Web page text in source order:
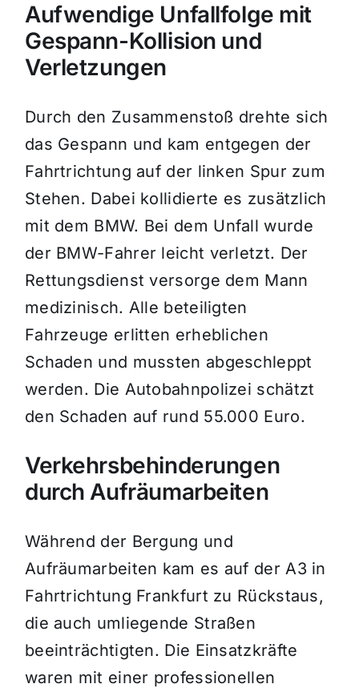
Aufwendige Unfallfolge mit
Gespann-Kollision und
Verletzungen
Durch den Zusammenstoß drehte sich
das Gespann und kam entgegen der
Fahrtrichtung auf der linken Spur zum
Stehen. Dabei kollidierte es zusätzlich
mit dem BMW. Bei dem Unfall wurde
der BMW-Fahrer leicht verletzt. Der
Rettungsdienst versorge dem Mann
medizinisch. Alle beteiligten
Fahrzeuge erlitten erheblichen
Schaden und mussten abgeschleppt
werden. Die Autobahnpolizei schätzt
den Schaden auf rund 55.000 Euro.
Verkehrsbehinderungen
durch Aufräumarbeiten
Während der Bergung und
Aufräumarbeiten kam es auf der A3 in
Fahrtrichtung Frankfurt zu Rückstaus,
die auch umliegende Straßen
beeinträchtigten. Die Einsatzkräfte
waren mit einer professionellen